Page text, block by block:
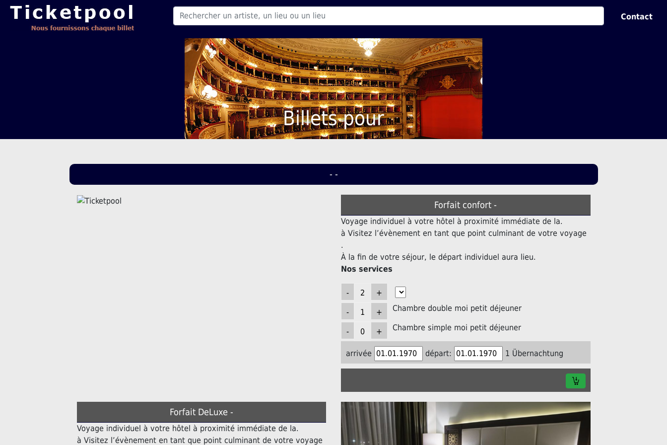
Contact
Billets pour
- -
Forfait confort -
Voyage individuel à votre hôtel à proximité immédiate de la.
à Visitez l’évènement en tant que point culminant de votre voyage
.
À la fin de votre séjour, le départ individuel aura lieu.
Nos services
Chambre double moi petit déjeuner
Chambre simple moi petit déjeuner
arrivée départ: 1 Übernachtung
Forfait DeLuxe -
Voyage individuel à votre hôtel à proximité immédiate de la.
à Visitez l’évènement en tant que point culminant de votre voyage